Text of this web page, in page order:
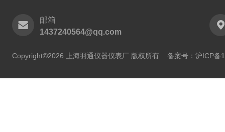
邮箱
1437240564@qq.com
Copyright©2026 上海羽通仪器仪表厂 版权所有 备案号：沪ICP备